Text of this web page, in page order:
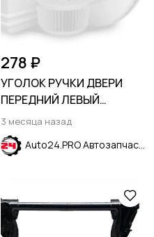
278 ₽
УГОЛОК РУЧКИ ДВЕРИ
ПЕРЕДНИЙ ЛЕВЫЙ
HYUNDAI SOLARIS 2011-
2017
3 месяца назад
Auto24.PRO Автозапчасти